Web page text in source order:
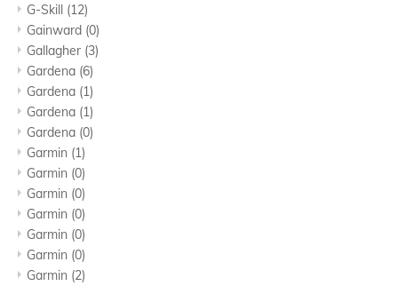
G-Skill (12)
Gainward (0)
Gallagher (3)
Gardena (6)
Gardena (1)
Gardena (1)
Gardena (0)
Garmin (1)
Garmin (0)
Garmin (0)
Garmin (0)
Garmin (0)
Garmin (0)
Garmin (2)